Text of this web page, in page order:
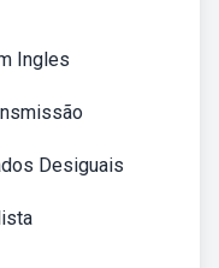
Ingles
Desiguais